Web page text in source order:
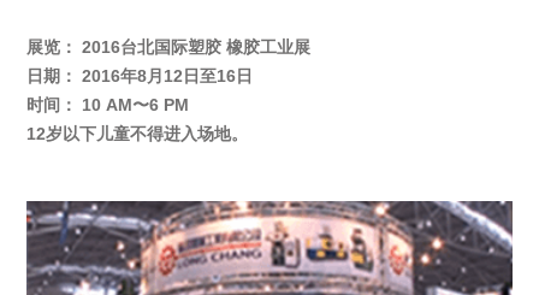
展览： 2016台北国际塑胶 橡胶工业展
日期： 2016年8月12日至16日
时间：
10 AM〜6 PM
12岁以下儿童不得进入场地。